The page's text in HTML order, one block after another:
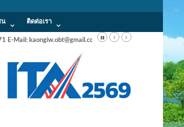
น ติดต่อเรา
Mail: kaongiw.obt@gmail.com